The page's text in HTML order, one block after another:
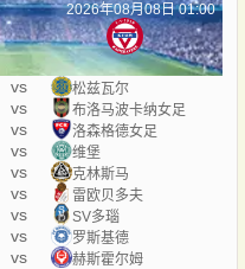
2026年08月08日 01:00
vs
松兹瓦尔
vs
布洛马波卡纳女足
vs
洛森格德女足
vs
维堡
vs
克林斯马
vs
雷欧贝多夫
vs
SV多瑙
vs
罗斯基德
vs 赫斯霍尔姆